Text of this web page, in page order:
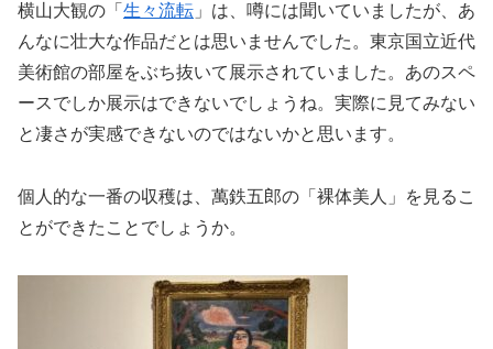
横山大観の「 生々流転 」は、噂には聞いていましたが、あ
んなに壮大な作品だとは思いませんでした。東京国立近代
美術館の部屋をぶち抜いて展示されていました。あのスペ
ースでしか展示はできないでしょうね。実際に見てみない
と凄さが実感できないのではないかと思います。
個人的な一番の収穫は、萬鉄五郎の「裸体美人」を見るこ
とができたことでしょうか。